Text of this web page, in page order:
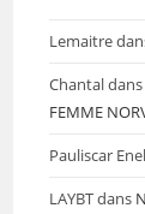
Lemaitre
Chantaldans
FEMME
Pauliscar
LAYBTdans